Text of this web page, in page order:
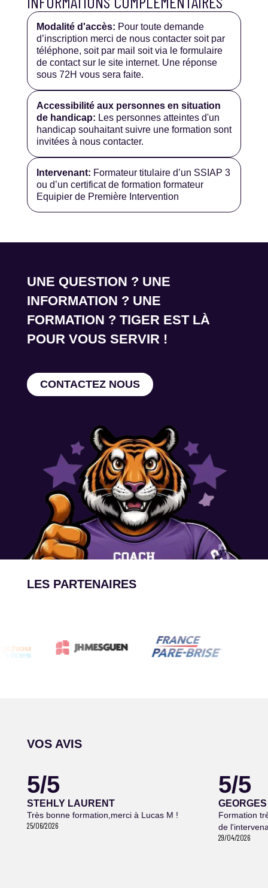
Modalité d'accès: Pour toute demande
d’inscription merci de nous contacter soit par
téléphone, soit par mail soit via le formulaire
de contact sur le site internet. Une réponse
sous 72H vous sera faite.
Accessibilité aux personnes en situation
de handicap: Les personnes atteintes d'un
handicap souhaitant suivre une formation sont
invitées à nous contacter.
Intervenant: Formateur titulaire d’un SSIAP 3
ou d’un certificat de formation formateur
Equipier de Première Intervention
UNE QUESTION ? UNE
INFORMATION ? UNE
FORMATION ? TIGER EST LÀ
POUR VOUS SERVIR !
CONTACTEZ NOUS
LES PARTENAIRES
VOS AVIS
5/5
STEHLY LAURENT
Très bonne formation,merci à Lucas M !
25/06/2026
5/5
Formation
de
29/04/2026